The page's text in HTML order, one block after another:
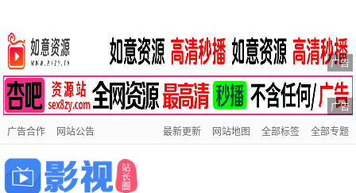
广告
广告
广告合作 网站公告 最新更新 网站地图 全部标签 全部专题